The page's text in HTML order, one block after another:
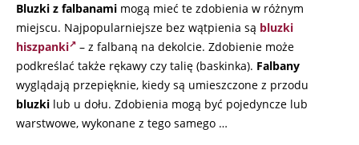
Bluzki z falbanami mogą mieć te zdobienia w różnym
miejscu. Najpopularniejsze bez wątpienia są bluzki
hiszpanki
– z falbaną na dekolcie. Zdobienie może
podkreślać także rękawy czy talię (baskinka). Falbany
wyglądają przepięknie, kiedy są umieszczone z przodu
bluzki lub u dołu. Zdobienia mogą być pojedyncze lub
warstwowe, wykonane z tego samego …